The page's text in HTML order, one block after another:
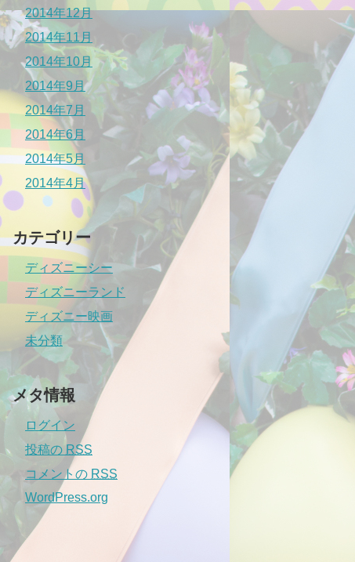
2014年12月
2014年11月
2014年10月
2014年9月
2014年7月
2014年6月
2014年5月
2014年4月
カテゴリー
ディズニーシー
ディズニーランド
ディズニー映画
未分類
メタ情報
ログイン
投稿の RSS
コメントの RSS
WordPress.org